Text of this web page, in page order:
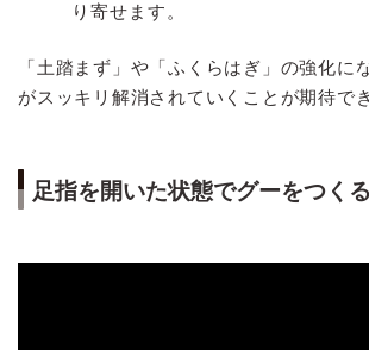
り寄せます。
「土踏まず」や「ふくらはぎ」の強化に
がスッキリ解消されていくことが期待で
足指を開いた状態でグーをつくる